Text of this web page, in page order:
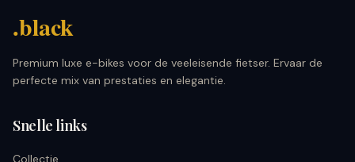
.black
Premium luxe e-bikes voor de veeleisende fietser. Ervaar de
perfecte mix van prestaties en elegantie.
Snelle links
Collectie